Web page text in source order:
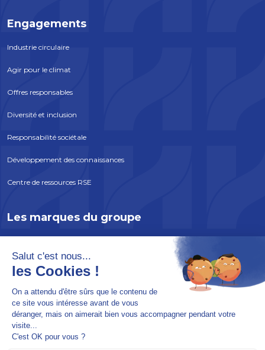
Engagements
Industrie circulaire
Agir pour le climat
Offres responsables
Diversité et inclusion
Responsabilité sociétale
Développement des connaissances
Centre de ressources RSE
Les marques du groupe
INCOBOIS
SOREPRO